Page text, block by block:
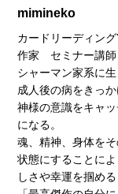
mimineko
カードリーディン
作家 セミナー講師
シャーマン家系に生
成人後の病をきっ
神様の意識をキャ
になる。
魂、精神、身体を
状態にすることに
しさや幸運を掴める